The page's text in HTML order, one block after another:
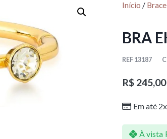
Início /
BRA
REF 13187
R$ 245,00
Em até
À vista